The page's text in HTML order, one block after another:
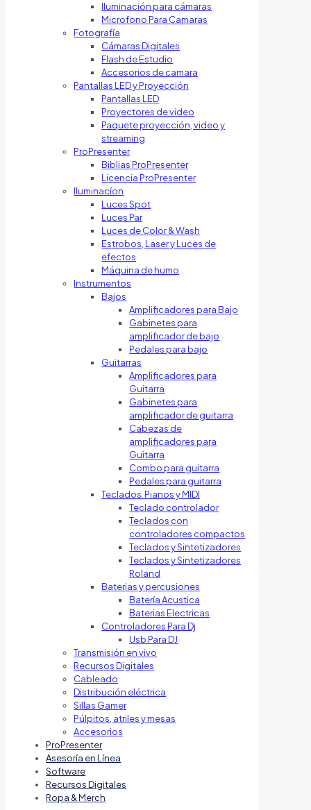
Iluminación para cámaras
Microfono Para Camaras
Fotografía
Cámaras Digitales
Flash de Estudio
Accesorios de camara
Pantallas LED y Proyección
Pantallas LED
Proyectores de video
Paquete proyección, video y
streaming
ProPresenter
Biblias ProPresenter
Licencia ProPresenter
Iluminacíon
Luces Spot
Luces Par
Luces de Color & Wash
Estrobos, Laser y Luces de
efectos
Máquina de humo
Instrumentos
Bajos
Amplificadores para Bajo
Gabinetes para
amplificador de bajo
Pedales para bajo
Guitarras
Amplificadores para
Guitarra
Gabinetes para
amplificador de guitarra
Cabezas de
amplificadores para
Guitarra
Combo para guitarra
Pedales para guitarra
Teclados Pianos y MIDI
Teclado controlador
Teclados con
controladores compactos
Teclados y Sintetizadores
Teclados y Sintetizadores
Roland
Baterias y percusiones
Batería Acustica
Baterias Electricas
Controladores Para Dj
Usb Para DJ
Transmisión en vivo
Recursos Digitales
Cableado
Distribución eléctrica
Sillas Gamer
Púlpitos, atriles y mesas
Accesorios
ProPresenter
Asesoría en Línea
Software
Recursos Digitales
Ropa & Merch